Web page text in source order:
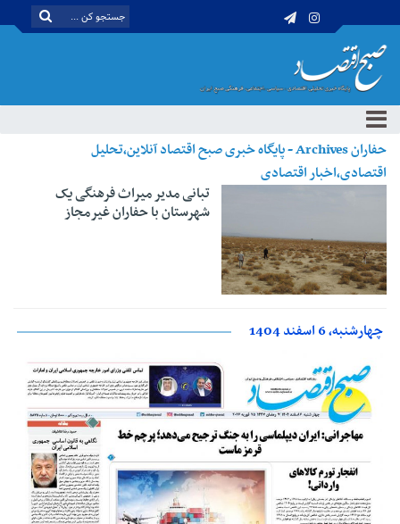
حفاران Archives - پایگاه خبری صبح اقتصاد آنلاین،تحلیل
اقتصادی،اخبار اقتصادی
تبانی مدیر میراث فرهنگی یک
شهرستان با حفاران غیرمجاز
چهارشنبه، 6 اسفند 1404